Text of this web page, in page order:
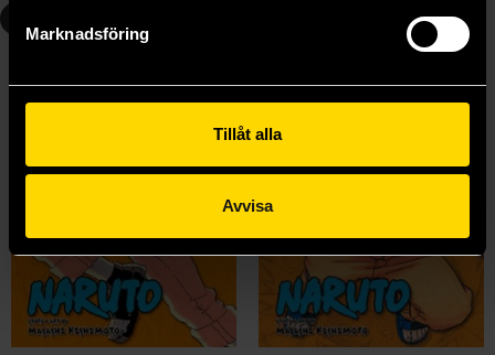
Marknadsföring
Tillåt alla
Avvisa